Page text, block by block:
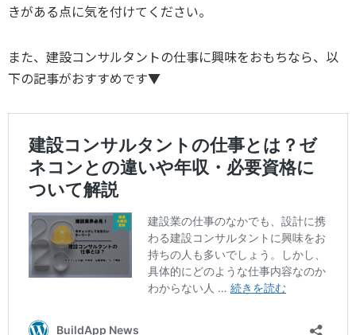
きがある点に気を付けてください。
また、建設コンサルタントの仕事に興味をおもちなら、以
下の記事がおすすめです▼